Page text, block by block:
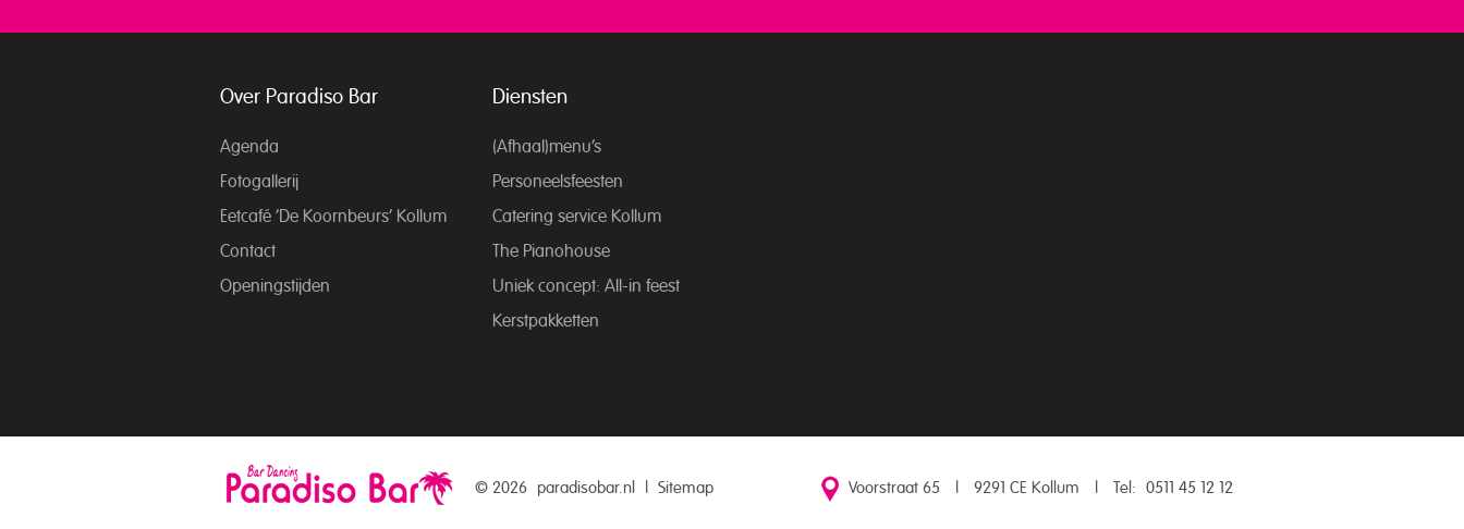
Over Paradiso Bar
Agenda
Fotogallerij
Eetcafé ‘De Koornbeurs’ Kollum
Contact
Openingstijden
Diensten
(Afhaal)menu’s
Personeelsfeesten
Catering service Kollum
The Pianohouse
Uniek concept: All-in feest
Kerstpakketten
© 2026 paradisobar.nl Sitemap Voorstraat 65 9291 CE Kollum Tel: 0511 45 12 12